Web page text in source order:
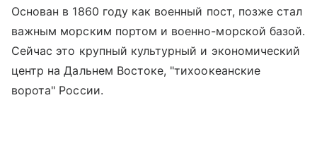
Основан в 1860 году как военный пост, позже стал
важным морским портом и военно-морской базой.
Сейчас это крупный культурный и экономический
центр на Дальнем Востоке, "тихоокеанские
ворота" России.